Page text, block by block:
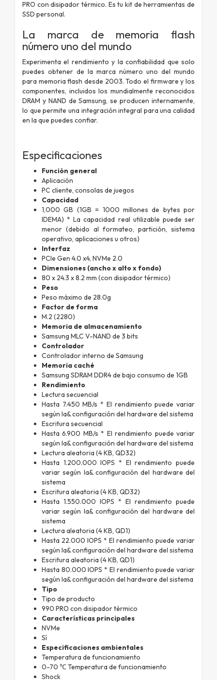
PRO con disipador térmico. Es tu kit de herramientas de
SSD personal.
La marca de memoria flash
número uno del mundo
Experimenta el rendimiento y la confiabilidad que solo
puedes obtener de la marca número uno del mundo
para memoria flash desde 2003. Todo el firmware y los
componentes, incluidos los mundialmente reconocidos
DRAM y NAND de Samsung, se producen internamente,
lo que permite una integración integral para una calidad
en la que puedes confiar.
Especificaciones
Función general
Aplicación
PC cliente, consolas de juegos
Capacidad
1,000 GB (1GB = 1000 millones de bytes por
IDEMA) * La capacidad real utilizable puede ser
menor (debido al formateo, partición, sistema
operativo, aplicaciones u otros)
Interfaz
PCIe Gen 4.0 x4, NVMe 2.0
Dimensiones (ancho x alto x fondo)
80 x 24.3 x 8.2 mm (con disipador térmico)
Peso
Peso máximo de 28.0g
Factor de forma
M.2 (2280)
Memoria de almacenamiento
Samsung MLC V-NAND de 3 bits
Controlador
Controlador interno de Samsung
Memoria caché
Samsung SDRAM DDR4 de bajo consumo de 1GB
Rendimiento
Lectura secuencial
Hasta 7.450 MB/s * El rendimiento puede variar
según la& configuración del hardware del sistema
Escritura secuencial
Hasta 6.900 MB/s * El rendimiento puede variar
según la& configuración del hardware del sistema
Lectura aleatoria (4 KB, QD32)
Hasta 1.200.000 IOPS * El rendimiento puede
variar según la& configuración del hardware del
sistema
Escritura aleatoria (4 KB, QD32)
Hasta 1.550.000 IOPS * El rendimiento puede
variar según la& configuración del hardware del
sistema
Lectura aleatoria (4 KB, QD1)
Hasta 22.000 IOPS * El rendimiento puede variar
según la& configuración del hardware del sistema
Escritura aleatoria (4 KB, QD1)
Hasta 80.000 IOPS * El rendimiento puede variar
según la& configuración del hardware del sistema
Tipo
Tipo de producto
990 PRO con disipador térmico
Características principales
NVMe
Sí
Especificaciones ambientales
Temperatura de funcionamiento
0-70 ℃ Temperatura de funcionamiento
Shock